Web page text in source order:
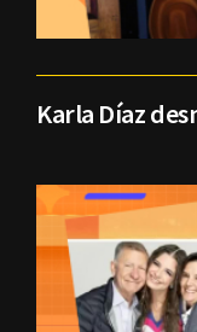
Karla Díaz